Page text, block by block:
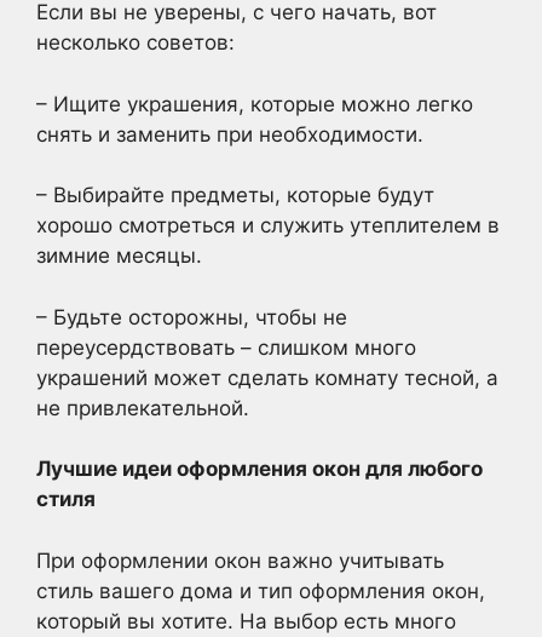
Если вы не уверены, с чего начать, вот
несколько советов:
– Ищите украшения, которые можно легко
снять и заменить при необходимости.
– Выбирайте предметы, которые будут
хорошо смотреться и служить утеплителем в
зимние месяцы.
– Будьте осторожны, чтобы не
переусердствовать – слишком много
украшений может сделать комнату тесной, а
не привлекательной.
Лучшие идеи оформления окон для любого
стиля
При оформлении окон важно учитывать
стиль вашего дома и тип оформления окон,
который вы хотите. На выбор есть много